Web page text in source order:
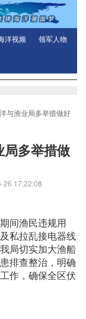
洋视频 领军人物
与渔业局多举措做好
多举措做
17:22:08
间渔民违规用
私拉乱接电器线
局切实加大渔船
排查整治，明确
作，确保全区伏